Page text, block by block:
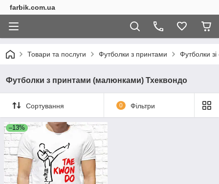
farbik.com.ua
Товари та послуги Футболки з принтами Футболки
Футболки з принтами (малюнками) Тхеквондо
Сортування 0 Фільтри
–13%